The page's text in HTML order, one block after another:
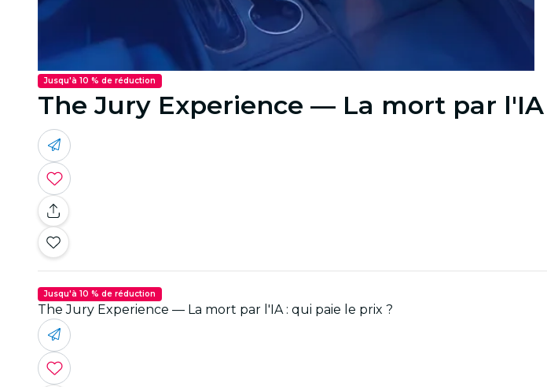
Jusqu'à 10 % de réduction
The Jury Experience — La mort par
Jusqu'à 10 % de réduction
The Jury Experience — La mort par l'IA : qui paie le prix ?